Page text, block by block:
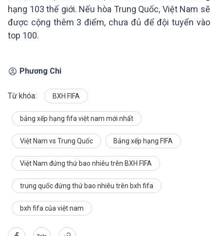
hạng 103 thế giới. Nếu hòa Trung Quốc, Việt Nam sẽ
được cộng thêm 3 điểm, chưa đủ để đội tuyển vào
top 100.
Phương Chi
Từ khóa: BXH FIFA
bảng xếp hạng fifa việt nam mới nhất
Việt Nam vs Trung Quốc Bảng xếp hạng FIFA
Việt Nam đứng thứ bao nhiêu trên BXH FIFA
trung quốc đứng thứ bao nhiêu trên bxh fifa
bxh fifa của việt nam